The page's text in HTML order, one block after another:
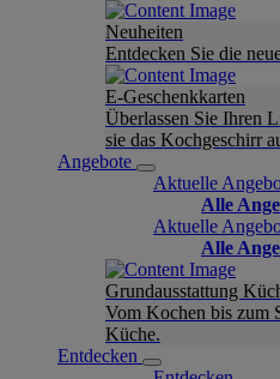
Neuheiten
Entdecken Sie die
E-Geschenkkarten
Überlassen Sie Ihren
sie das Kochgeschirr
Angebote
Aktuelle
Alle
Aktuelle
Alle
Grundausstattung
Vom Kochen bis zum
Küche.
Entdecken